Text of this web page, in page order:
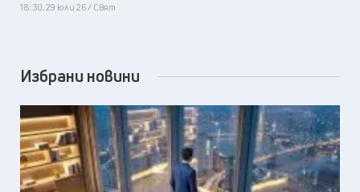
18:30, 29 юли 26 / Свят
Избрани новини